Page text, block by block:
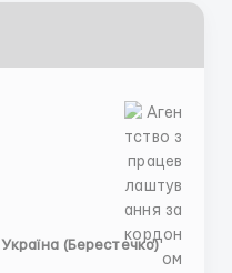
Україна (Берестечко)